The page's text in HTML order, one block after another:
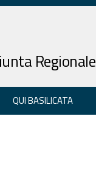
Regionale
QUI BASILICATA